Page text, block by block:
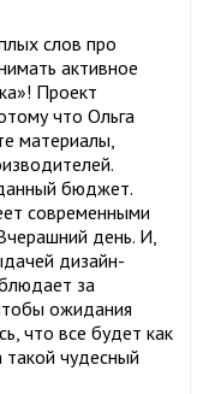
слов про
активное
Проект
что Ольга
материалы,
бюджет.
современными
день. И,
дизайн-
за
ожидания
что все будет как
чудесный